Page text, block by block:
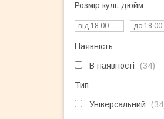
Розмір кулі, дюйм
Наявність
В наявності 34
Тип
Універсальний 34